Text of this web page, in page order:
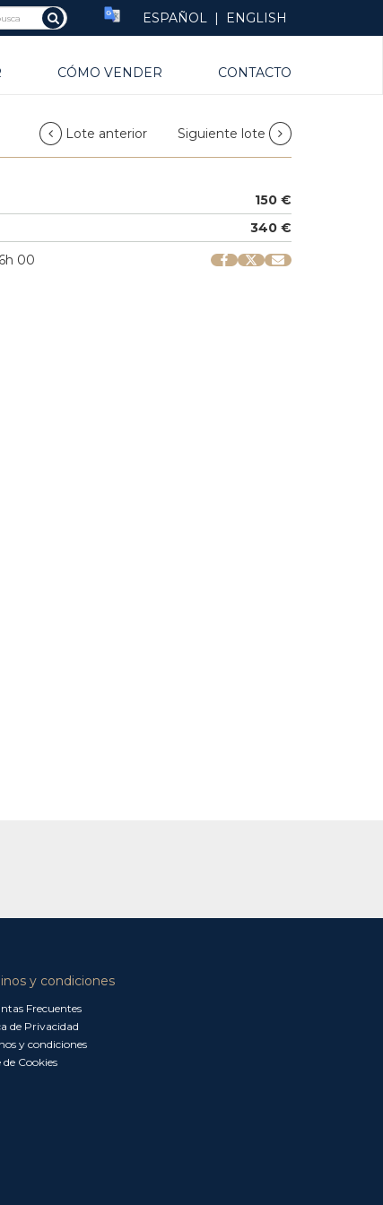
ESPAÑOL | ENGLISH
CÓMO VENDER CONTACTO
Lote anterior Siguiente lote
150 €
340 €
00
y condiciones
Frecuentes
de Privacidad
y condiciones
Cookies